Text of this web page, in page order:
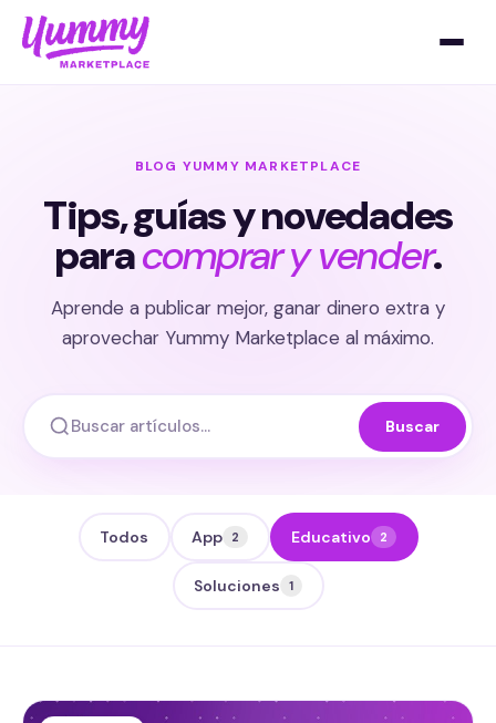
BLOG YUMMY MARKETPLACE
Tips, guías y novedades
paracomprar y vender.
Aprende a publicar mejor, ganar dinero extra y
aprovechar Yummy Marketplace al máximo.
Buscar
Todos App 2 Educativo 2
Soluciones 1